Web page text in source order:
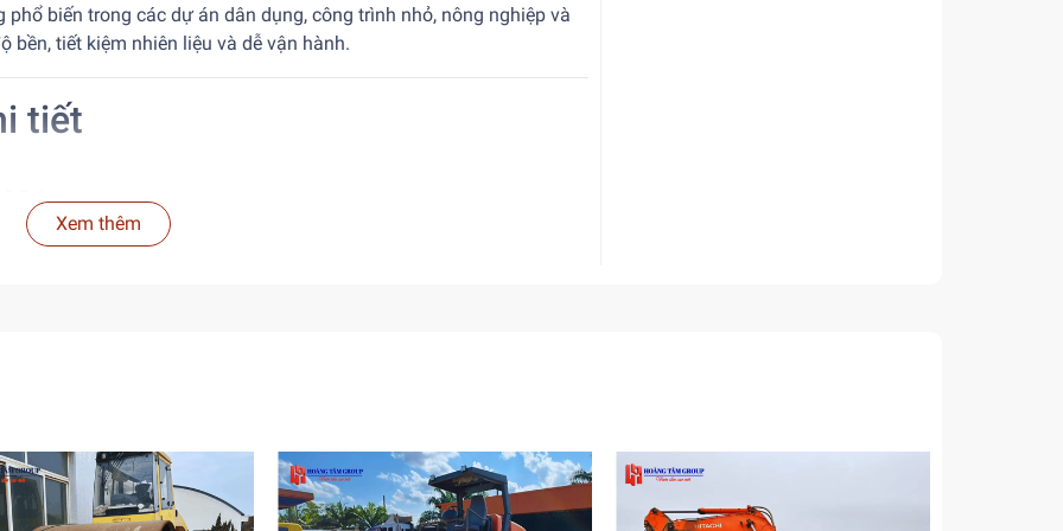
biến trong các dự án dân dụng, công trình nhỏ, nông nghiệp và
tiết kiệm nhiên liệu và dễ vận hành.
tiết
t)
heaped)
dầu thủy lực ~62 L
Xem thêm